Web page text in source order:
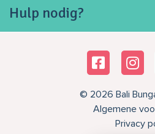
Hulp nodig?
© 2026 Bali
Algemene
Privacy